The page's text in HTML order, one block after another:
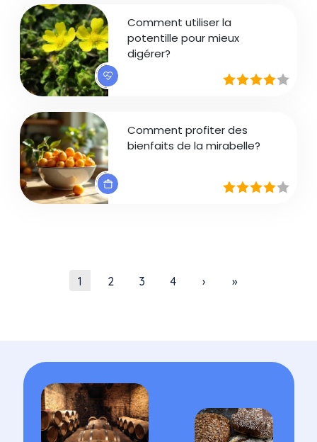
Comment utiliser la
potentille pour mieux
digérer?
Comment profiter des
bienfaits de la mirabelle?
Page courante
1 Page
2 Page
3 Page
4 Page suivante
› Dernière page
»